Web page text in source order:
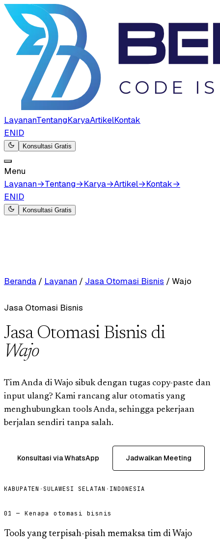
LayananTentangKaryaArtikelKontak
ENID
Konsultasi Gratis
Menu
Layanan→Tentang→Karya→Artikel→Kontak→
ENID
Konsultasi Gratis
Beranda / Layanan / Jasa Otomasi Bisnis / Wajo
Jasa Otomasi Bisnis
Jasa Otomasi Bisnis di
Wajo
Tim Anda di Wajo sibuk dengan tugas copy-paste dan
input ulang? Kami rancang alur otomatis yang
menghubungkan tools Anda, sehingga pekerjaan
berjalan sendiri tanpa salah.
Konsultasi via WhatsApp Jadwalkan Meeting
KABUPATEN · SULAWESI SELATAN · INDONESIA
01 — Kenapa otomasi bisnis
Tools yang terpisah-pisah memaksa tim di Wajo